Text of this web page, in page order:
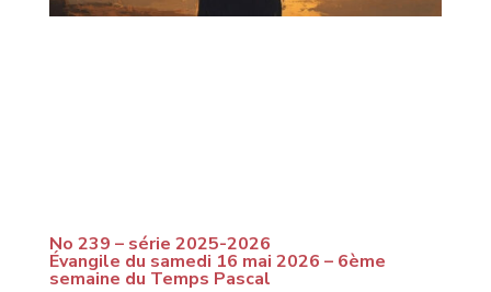
No 239 – série 2025-2026
Évangile du samedi 16 mai 2026 – 6ème
semaine du Temps Pascal